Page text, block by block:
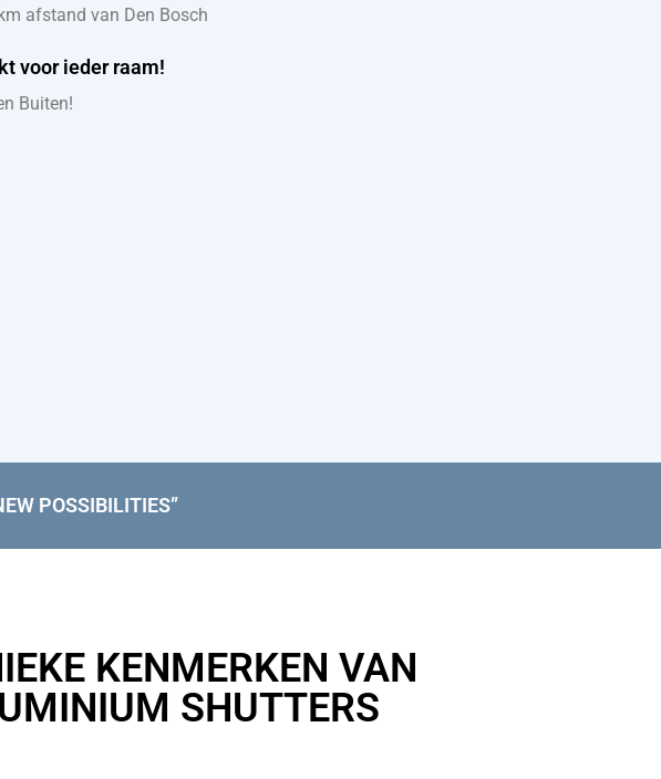
afstand van Den Bosch
voor ieder raam!
Buiten!
POSSIBILITIES”
KENMERKEN VAN
SHUTTERS